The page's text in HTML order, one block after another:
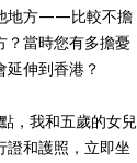
地方——比較不擔
？當時您有多擔憂
延伸到香港？
，我和五歲的女兒
證和護照，立即坐